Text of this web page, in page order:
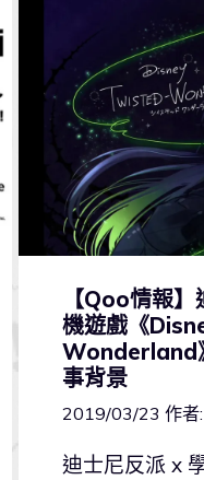
【Qoo情報
機遊戲《
Wonderland
事背景
2019/03/23 作者:
迪士尼反派 x